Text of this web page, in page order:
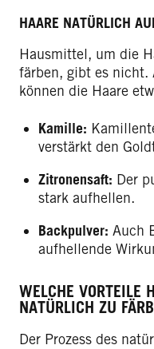
HAARE NATÜRLICH
Hausmittel, um die
färben, gibt es nicht.
können die Haare
Kamille:
verstärkt den
Zitronensaft: Der
stark aufhellen.
Backpulver: Auch
aufhellende
WELCHE VORTEILE
NATÜRLICH ZU
Der Prozess des